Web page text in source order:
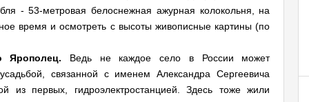
- 53-метровая белоснежная ажурная колокольня, на
время и осмотреть с высоты живописные картины (по
Ведь не каждое село в России может
связанной с именем Александра Сергеевича
первых, гидроэлектростанцией. Здесь тоже жили